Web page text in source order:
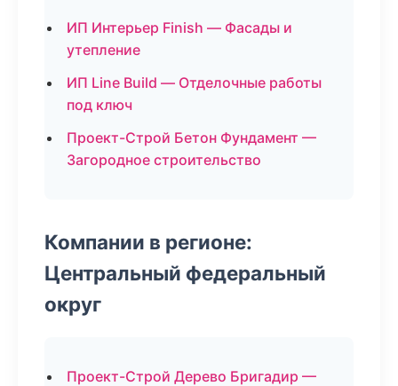
ИП Интерьер Finish — Фасады и
утепление
ИП Line Build — Отделочные работы
под ключ
Проект-Строй Бетон Фундамент —
Загородное строительство
Компании в регионе:
Центральный федеральный
округ
Проект-Строй Дерево Бригадир —